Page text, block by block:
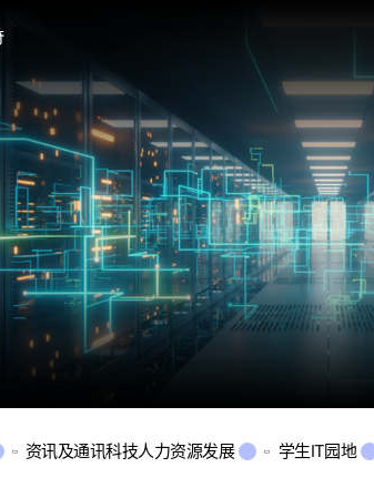
资讯及通讯科技人力资源发展 学生IT园地